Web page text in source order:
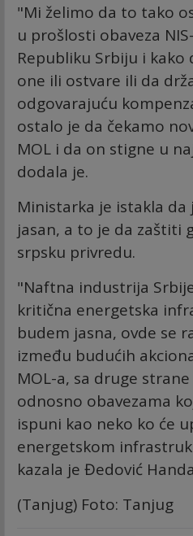
"Mi želimo da to tako
u prošlosti obaveza
Republiku Srbiju i kako
one ili ostvare ili da
odgovarajuću
ostalo je da čekamo
MOL i da on stigne u
dodala je.
Ministarka je istakla da
jasan, a to je da zaštiti
srpsku privredu.
"Naftna industrija
kritična energetska
budem jasna, ovde se
između budućih
MOL-a, sa druge
odnosno obavezama
ispuni kao neko ko će
energetskom
kazala je Đedović
(Tanjug) Foto: Tanjug